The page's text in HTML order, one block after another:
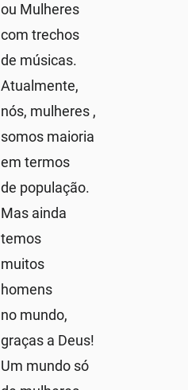
ou Mulheres
com trechos
de músicas.
Atualmente,
nós, mulheres ,
somos maioria
em termos
de população.
Mas ainda
temos
muitos
homens
no mundo,
graças a Deus!
Um mundo só